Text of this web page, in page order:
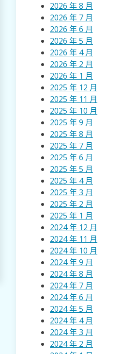
2026 年 8 月
2026 年 7 月
2026 年 6 月
2026 年 5 月
2026 年 4 月
2026 年 2 月
2026 年 1 月
2025 年 12 月
2025 年 11 月
2025 年 10 月
2025 年 9 月
2025 年 8 月
2025 年 7 月
2025 年 6 月
2025 年 5 月
2025 年 4 月
2025 年 3 月
2025 年 2 月
2025 年 1 月
2024 年 12 月
2024 年 11 月
2024 年 10 月
2024 年 9 月
2024 年 8 月
2024 年 7 月
2024 年 6 月
2024 年 5 月
2024 年 4 月
2024 年 3 月
2024 年 2 月